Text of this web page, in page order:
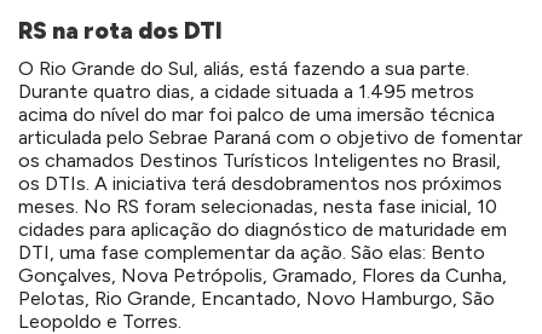
RS na rota dos DTI
O Rio Grande do Sul, aliás, está fazendo a sua parte.
Durante quatro dias, a cidade situada a 1.495 metros
acima do nível do mar foi palco de uma imersão técnica
articulada pelo Sebrae Paraná com o objetivo de fomentar
os chamados Destinos Turísticos Inteligentes no Brasil,
os DTIs. A iniciativa terá desdobramentos nos próximos
meses. No RS foram selecionadas, nesta fase inicial, 10
cidades para aplicação do diagnóstico de maturidade em
DTI, uma fase complementar da ação. São elas: Bento
Gonçalves, Nova Petrópolis, Gramado, Flores da Cunha,
Pelotas, Rio Grande, Encantado, Novo Hamburgo, São
Leopoldo e Torres.